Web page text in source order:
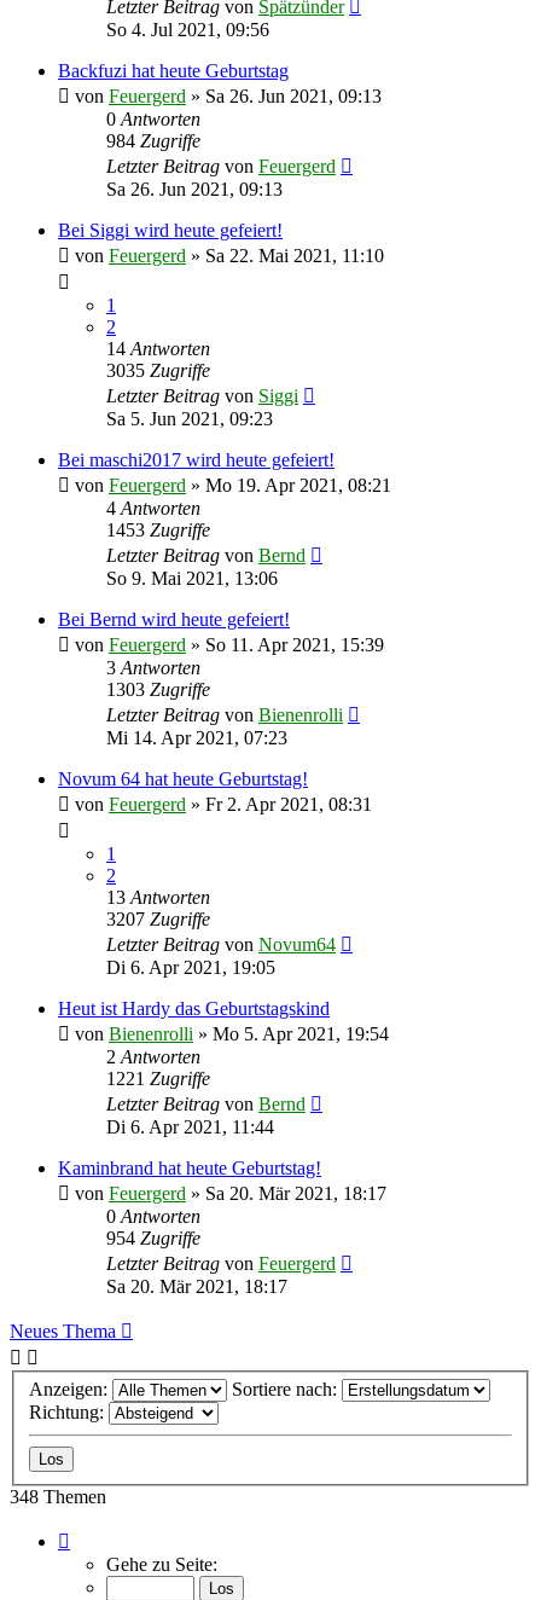
Letzter Beitrag von Spätzünder
So 4. Jul 2021, 09:56
Backfuzi hat heute Geburtstag
von Feuergerd » Sa 26. Jun 2021, 09:13
0 Antworten
984 Zugriffe
Letzter Beitrag von Feuergerd
Sa 26. Jun 2021, 09:13
Bei Siggi wird heute gefeiert!
von Feuergerd » Sa 22. Mai 2021, 11:10
1
2
14 Antworten
3035 Zugriffe
Letzter Beitrag von Siggi
Sa 5. Jun 2021, 09:23
Bei maschi2017 wird heute gefeiert!
von Feuergerd » Mo 19. Apr 2021, 08:21
4 Antworten
1453 Zugriffe
Letzter Beitrag von Bernd
So 9. Mai 2021, 13:06
Bei Bernd wird heute gefeiert!
von Feuergerd » So 11. Apr 2021, 15:39
3 Antworten
1303 Zugriffe
Letzter Beitrag von Bienenrolli
Mi 14. Apr 2021, 07:23
Novum 64 hat heute Geburtstag!
von Feuergerd » Fr 2. Apr 2021, 08:31
1
2
13 Antworten
3207 Zugriffe
Letzter Beitrag von Novum64
Di 6. Apr 2021, 19:05
Heut ist Hardy das Geburtstagskind
von Bienenrolli » Mo 5. Apr 2021, 19:54
2 Antworten
1221 Zugriffe
Letzter Beitrag von Bernd
Di 6. Apr 2021, 11:44
Kaminbrand hat heute Geburtstag!
von Feuergerd » Sa 20. Mär 2021, 18:17
0 Antworten
954 Zugriffe
Letzter Beitrag von Feuergerd
Sa 20. Mär 2021, 18:17
Neues Thema
Anzeigen:
Sortiere nach:
Richtung:
348 Themen
von
Gehe zu Seite: